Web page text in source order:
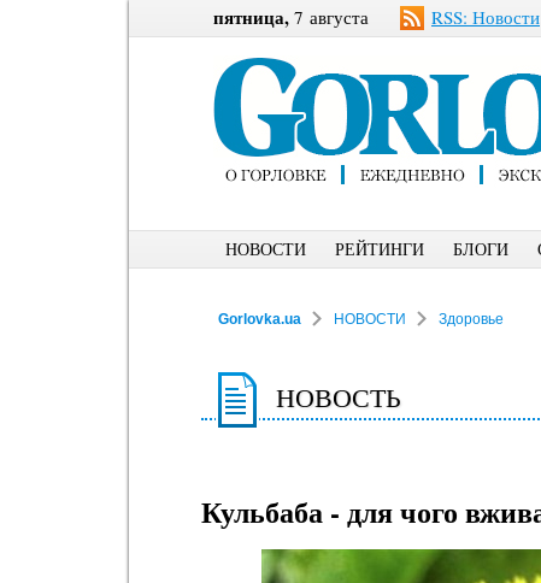
пятница, 7 августа RSS: Новости
НОВОСТИ РЕЙТИНГИ БЛОГИ
Gorlovka.ua НОВОСТИ Здоровье
НОВОСТЬ
Кульбаба - для чого